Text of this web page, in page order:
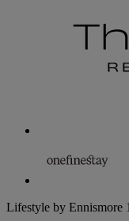
Lifestyle by Ennismore